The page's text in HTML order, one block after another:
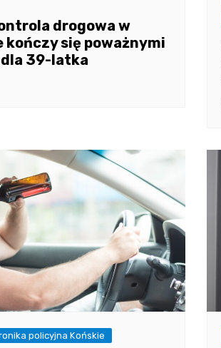
drogowa w
kończy się poważnymi
39-latka
policyjna Końskie